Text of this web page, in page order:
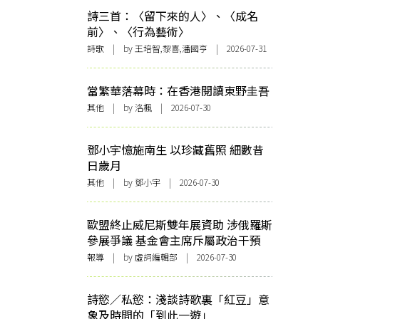
詩三首：〈留下來的人〉、〈成名
前〉、〈行為藝術〉
詩歌 | by 王培智,黎喜,潘國亨 | 2026-07-31
當繁華落幕時：在香港閱讀東野圭吾
其他 | by洛楓 | 2026-07-30
鄧小宇憶施南生 以珍藏舊照 細數昔
日歲月
其他 | by 鄧小宇 | 2026-07-30
歐盟終止威尼斯雙年展資助 涉俄羅斯
參展爭議 基金會主席斥屬政治干預
報導 | by 虛詞編輯部 | 2026-07-30
詩慾／私慾：淺談詩歌裏「紅豆」意
象及時間的「到此一遊」